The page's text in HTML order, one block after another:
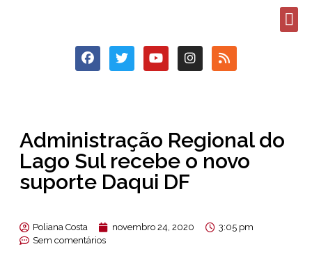
Administração Regional do
Lago Sul recebe o novo
suporte Daqui DF
Poliana Costa novembro 24, 2020
3:05 pm
Sem comentários